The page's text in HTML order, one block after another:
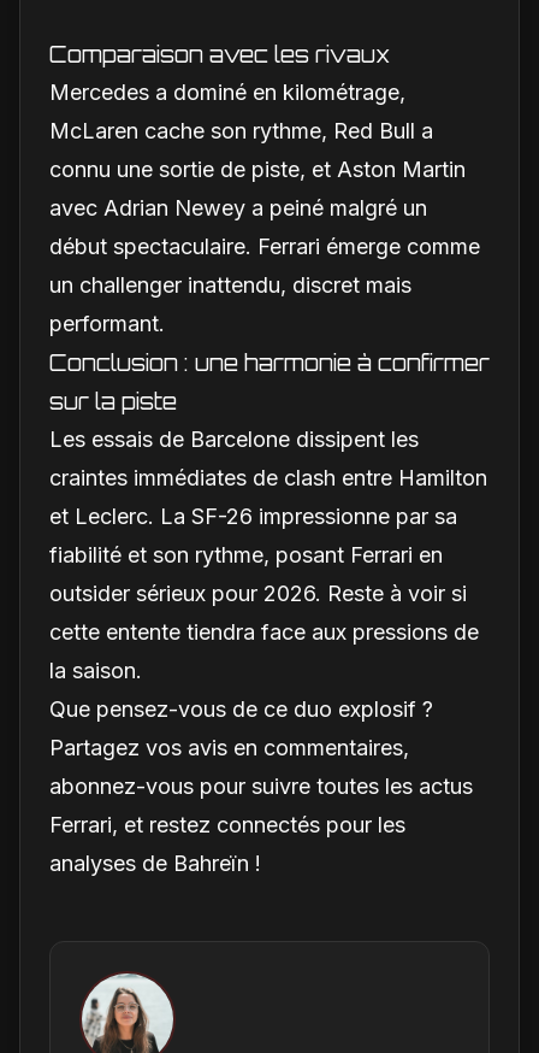
Comparaison avec les rivaux
Mercedes a dominé en kilométrage,
McLaren cache son rythme, Red Bull a
connu une sortie de piste, et Aston Martin
avec Adrian Newey a peiné malgré un
début spectaculaire. Ferrari émerge comme
un challenger inattendu, discret mais
performant.
Conclusion : une harmonie à confirmer
sur la piste
Les essais de Barcelone dissipent les
craintes immédiates de clash entre Hamilton
et Leclerc. La SF-26 impressionne par sa
fiabilité et son rythme, posant Ferrari en
outsider sérieux pour 2026. Reste à voir si
cette entente tiendra face aux pressions de
la saison.
Que pensez-vous de ce duo explosif ?
Partagez vos avis en commentaires,
abonnez-vous pour suivre toutes les actus
Ferrari, et restez connectés pour les
analyses de Bahreïn !